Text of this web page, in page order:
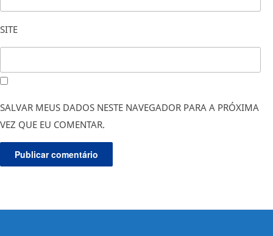
SITE
SALVAR MEUS DADOS NESTE NAVEGADOR PARA A PRÓXIMA
VEZ QUE EU COMENTAR.